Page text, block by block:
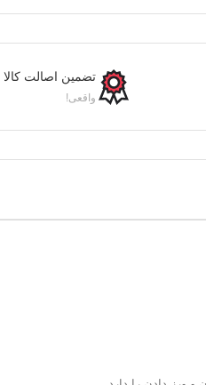
تضمین اصالت کالا
واقعی!